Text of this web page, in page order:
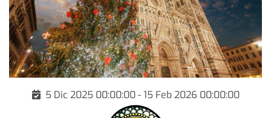
5 Dic 2025 00:00:00 - 15 Feb 2026 00:00:00